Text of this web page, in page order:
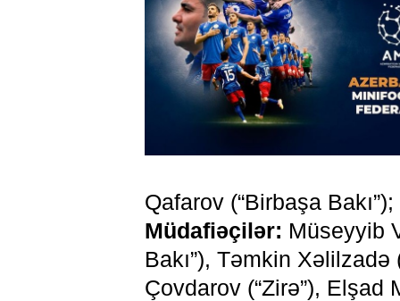
Qafarov (“Birbaşa Bakı”);
Müdafiəçilər: Müseyyib
Bakı”), Təmkin Xəlilzadə
Çovdarov (“Zirə”), Elşad